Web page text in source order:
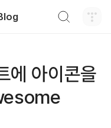
에 아이콘을